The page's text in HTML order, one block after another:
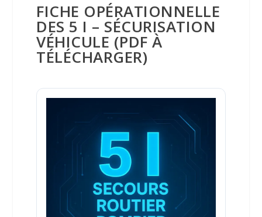
FICHE OPÉRATIONNELLE
DES 5 I – SÉCURISATION
VÉHICULE (PDF À
TÉLÉCHARGER)